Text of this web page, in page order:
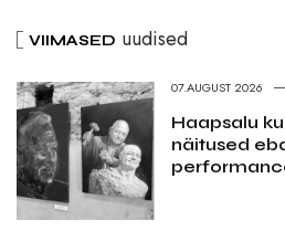
VIIMASED uudised
07.AUGUST 2026
Haapsalu
näitused